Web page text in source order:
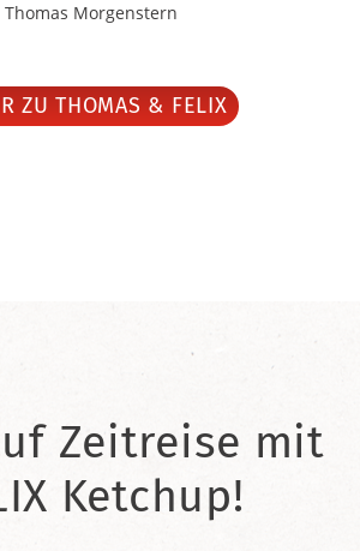
Thomas Morgenstern
ZU THOMAS & FELIX
Zeitreise mit
Ketchup!